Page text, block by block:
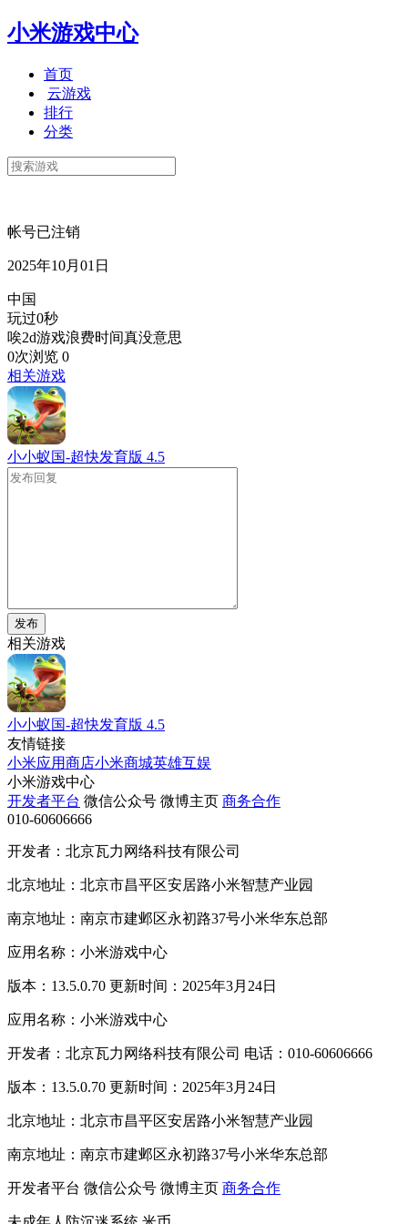
小米游戏中心
首页
云游戏
排行
分类
帐号已注销
2025年10月01日
中国
玩过0秒
唉2d游戏浪费时间真没意思
0次浏览 0
相关游戏
小小蚁国-超快发育版 4.5
发布
相关游戏
小小蚁国-超快发育版 4.5
友情链接
小米应用商店小米商城英雄互娱
小米游戏中心
开发者平台 微信公众号 微博主页 商务合作
010-60606666
开发者：北京瓦力网络科技有限公司
北京地址：北京市昌平区安居路小米智慧产业园
南京地址：南京市建邺区永初路37号小米华东总部
应用名称：小米游戏中心
版本：13.5.0.70 更新时间：2025年3月24日
应用名称：小米游戏中心
开发者：北京瓦力网络科技有限公司 电话：010-60606666
版本：13.5.0.70 更新时间：2025年3月24日
北京地址：北京市昌平区安居路小米智慧产业园
南京地址：南京市建邺区永初路37号小米华东总部
开发者平台 微信公众号 微博主页 商务合作